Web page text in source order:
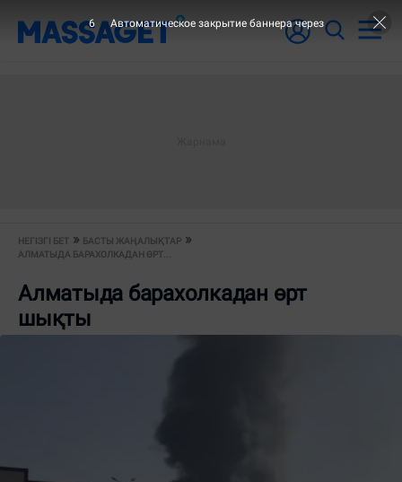
НЕГІЗГІ БЕТ
БАСТЫ ЖАҢАЛЫҚТАР
АЛМАТЫДА БАРАХОЛКАДАН ӨРТ...
Алматыда барахолкадан өрт
шықты
6 Автоматическое закрытие баннера через